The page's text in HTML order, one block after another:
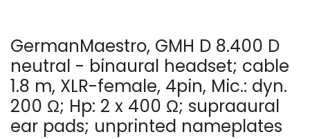
GermanMaestro, GMH D 8.400 D
neutral - binaural headset; cable
1.8 m, XLR-female, 4pin, Mic.: dyn.
200 Ω; Hp: 2 x 400 Ω; supraaural
ear pads; unprinted nameplates